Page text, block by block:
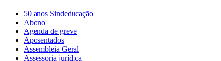
50 anos Sindeducação
Abono
Agenda de greve
Aposentados
Assembleia Geral
Assessoria jurídica